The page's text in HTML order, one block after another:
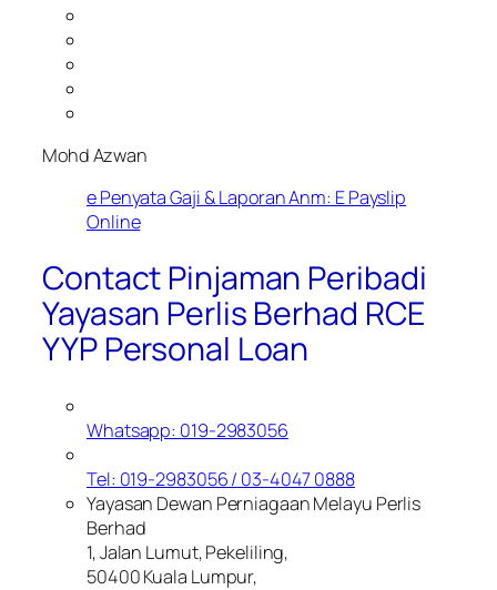
Mohd Azwan
e Penyata Gaji & Laporan Anm: E Payslip
Online
Contact Pinjaman Peribadi
Yayasan Perlis Berhad RCE
YYP Personal Loan
Whatsapp: 019-2983056
Tel: 019-2983056 / 03-4047 0888
Yayasan Dewan Perniagaan Melayu Perlis
Berhad
1, Jalan Lumut, Pekeliling,
50400 Kuala Lumpur,